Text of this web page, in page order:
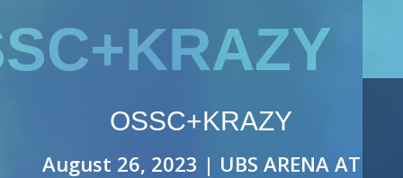
OSSC+KRAZY
August 26, 2023 | UBS ARENA AT